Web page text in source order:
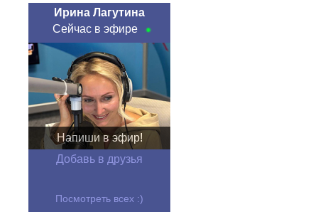
Ирина Лагутина
Сейчас в эфире
Напиши в эфир!
Добавь в друзья
Посмотреть всех :)